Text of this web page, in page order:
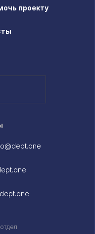
проекту